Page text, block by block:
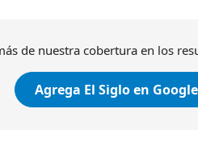
de nuestra cobertura en los
Agrega El Siglo en